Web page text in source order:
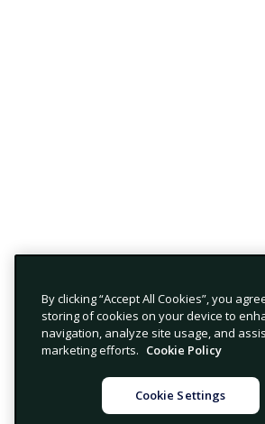
By clicking “Accept All Cookies”, you
storing of cookies on your device to
navigation, analyze site usage, and
marketing efforts. Cookie Policy
Cookie Settings